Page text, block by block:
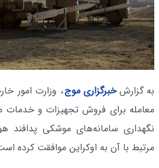
به گزارشخبرگزاری موج، وزارت امور
معامله برای فروش تجهیزات و خدمات
نگهداری سامانه‌های موشکی پدافند
مرتبط با آن به اوکراین موافقت کرده